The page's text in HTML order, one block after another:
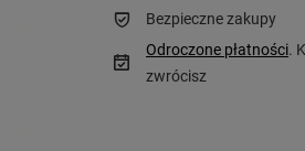
Bezpieczne zakupy
Odroczone płatności.
zwrócisz